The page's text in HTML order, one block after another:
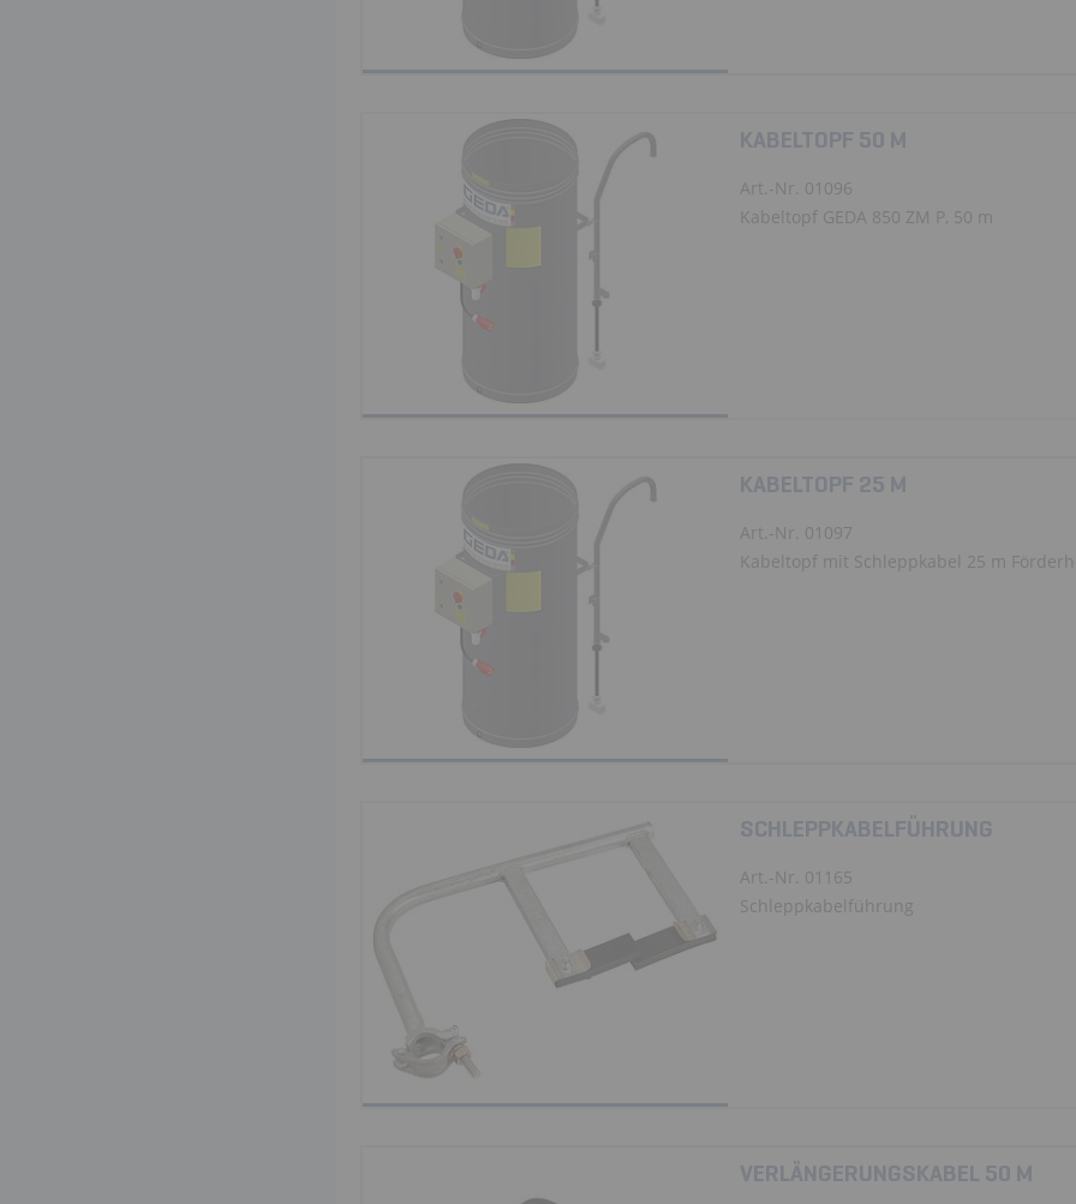
KABELTOPF 50 M
Art.-Nr. 01096
Kabeltopf GEDA 850 ZM P, 50 m
KABELTOPF 25 M
Art.-Nr. 01097
Kabeltopf mit Schleppkabel 25 m
SCHLEPPKABELFÜHRUNG
Art.-Nr. 01165
Schleppkabelführung
VERLÄNGERUNGSKABEL 50 M